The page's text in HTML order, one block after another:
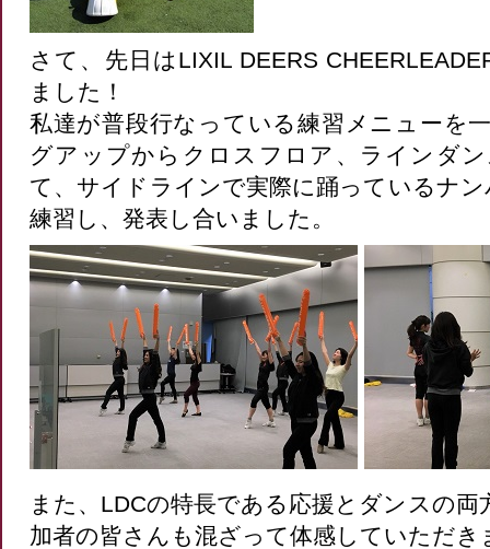
さて、先日はLIXIL DEERS
ました！
私達が普段行なっている練習メニューを
グアップからクロスフロア、ラインダ
て、サイドラインで実際に踊っているナ
練習し、発表し合いました。
また、LDCの特長である応援とダンスの両
加者の皆さんも混ざって体感していただき